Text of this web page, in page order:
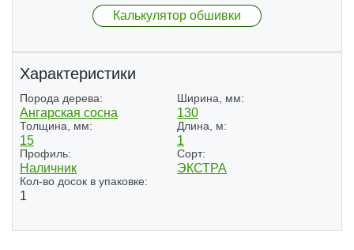
Калькулятор обшивки
Характеристики
Порода дерева:
Ангарская сосна
Ширина, мм:
130
Толщина, мм:
15
Длина, м:
1
Профиль:
Наличник
Сорт:
ЭКСТРА
Кол-во досок в упаковке:
1